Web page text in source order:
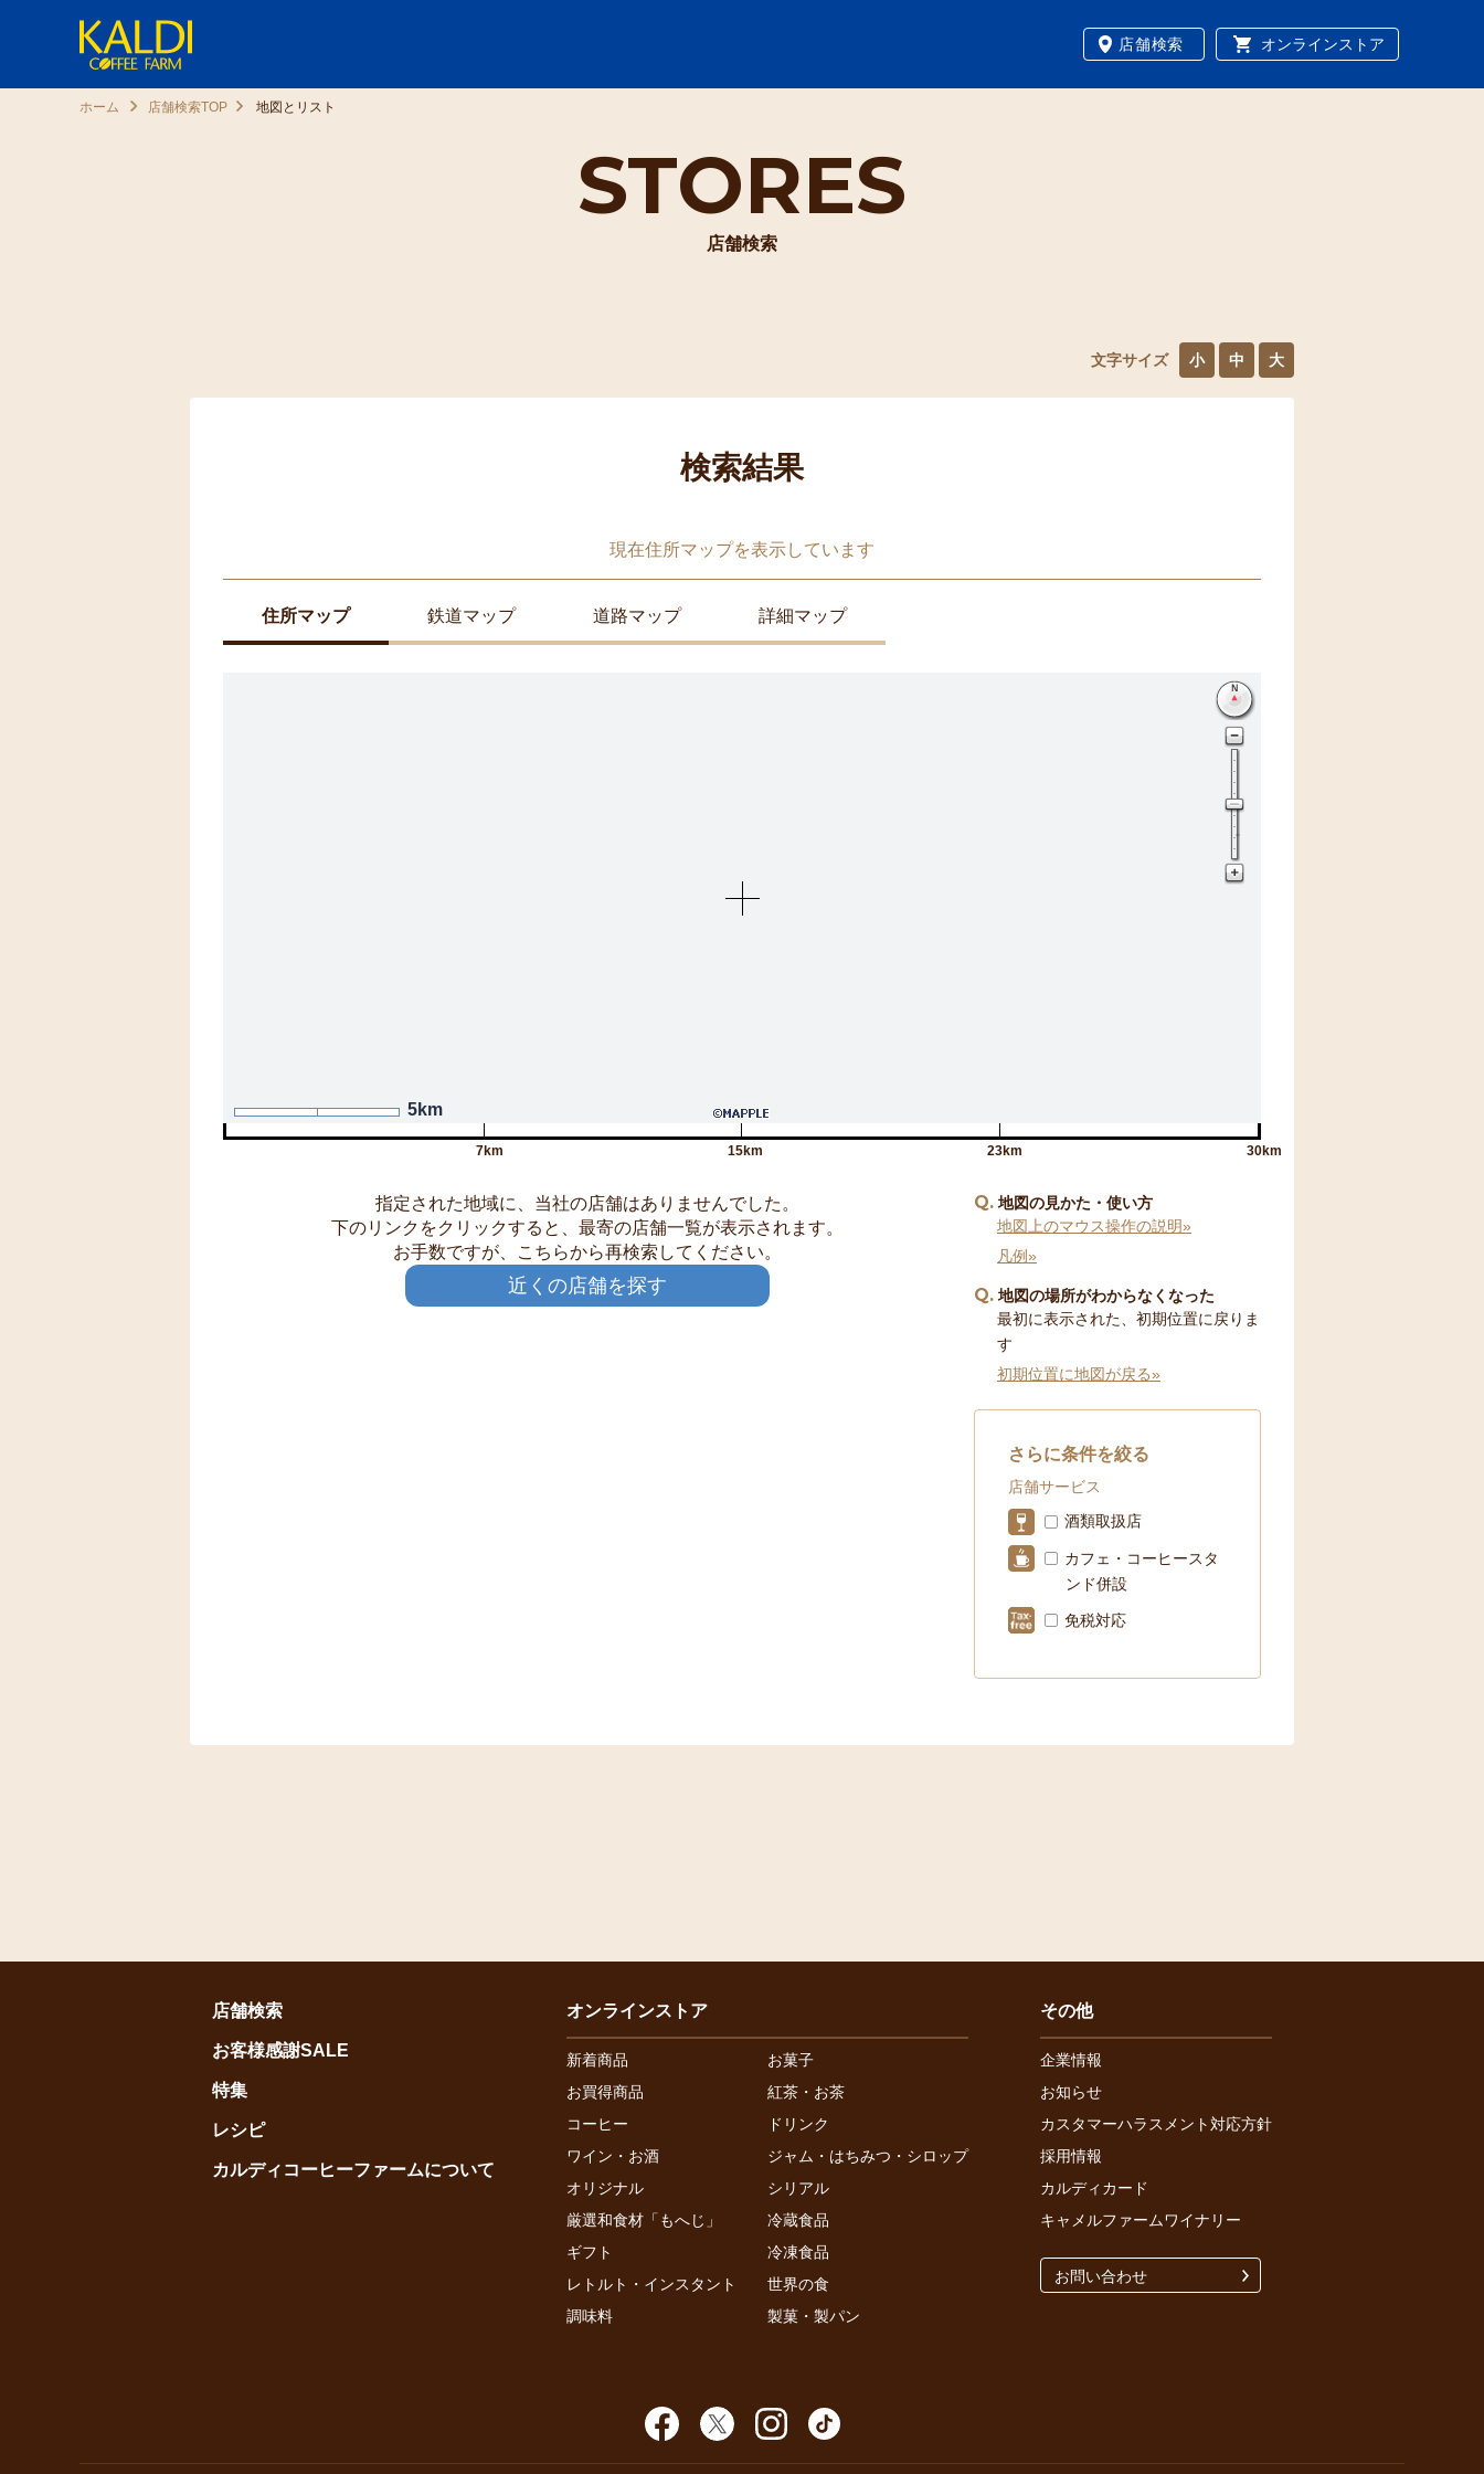
店舗検索 オンラインストア
STORES
店舗検索
ホーム 店舗検索TOP 地図とリスト
文字サイズ 小 中 大
検索結果
現在住所マップを表示しています
住所マップ 鉄道マップ 道路マップ 詳細マップ
5km
7km 15km 23km 30km
指定された地域に、当社の店舗はありませんでした。
下のリンクをクリックすると、最寄の店舗一覧が表示されます。
お手数ですが、こちらから再検索してください。
近くの店舗を探す
Q 地図の見かた・使い方
地図上のマウス操作の説明»
凡例»
Q 地図の場所がわからなくなった
最初に表示された、初期位置に戻りま
す
初期位置に地図が戻る»
さらに条件を絞る
店舗サービス
酒類取扱店
カフェ・コーヒースタ
ンド併設
免税対応
店舗検索
お客様感謝SALE
特集
レシピ
カルディコーヒーファームについて
オンラインストア
新着商品
お菓子
お買得商品
紅茶・お茶
コーヒー
ドリンク
ワイン・お酒
ジャム・はちみつ・シロップ
オリジナル
シリアル
厳選和食材「もへじ」
冷蔵食品
ギフト
冷凍食品
レトルト・インスタント
世界の食
調味料
製菓・製パン
その他
企業情報
お知らせ
カスタマーハラスメント対応方針
採用情報
カルディカード
キャメルファームワイナリー
お問い合わせ